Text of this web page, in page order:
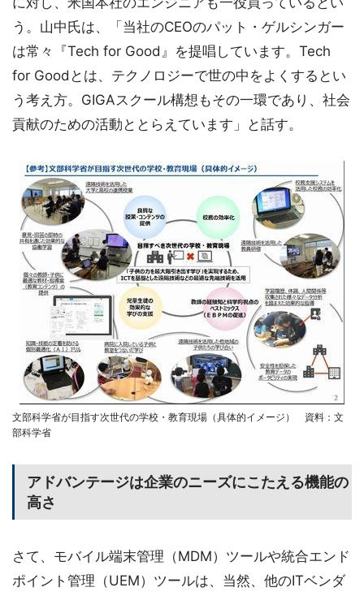
う。山中氏は、「当社のCEOのパット・ゲルシンガー
は常々『Tech for Good』を提唱しています。Tech
for Goodとは、テクノロジーで世の中をよくするとい
う考え方。GIGAスクール構想もその一環であり、社会
貢献のための活動ととらえています」と話す。
文部科学省が目指す次世代の学校・教育現場（具体的イメージ） 資料：文
部科学省
アドバンテージは企業のニーズにこたえる機能の
高さ
さて、モバイル端末管理（MDM）ツールや統合エンド
ポイント管理（UEM）ツールは、当然、他のITベンダ